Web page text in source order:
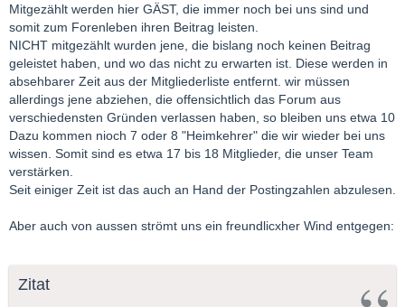
Mitgezählt werden hier GÄST, die immer noch bei uns sind und
somit zum Forenleben ihren Beitrag leisten.
NICHT mitgezählt wurden jene, die bislang noch keinen Beitrag
geleistet haben, und wo das nicht zu erwarten ist. Diese werden in
absehbarer Zeit aus der Mitgliederliste entfernt. wir müssen
allerdings jene abziehen, die offensichtlich das Forum aus
verschiedensten Gründen verlassen haben, so bleiben uns etwa 10
Dazu kommen nioch 7 oder 8 "Heimkehrer" die wir wieder bei uns
wissen. Somit sind es etwa 17 bis 18 Mitglieder, die unser Team
verstärken.
Seit einiger Zeit ist das auch an Hand der Postingzahlen abzulesen.
Aber auch von aussen strömt uns ein freundlicxher Wind entgegen:
Zitat